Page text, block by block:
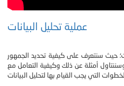
عملية تحليل البيانات
حيث سنتعرف على كيفية تحديد الجمهور
أمثلة عن ذلك وكيفية التعامل مع